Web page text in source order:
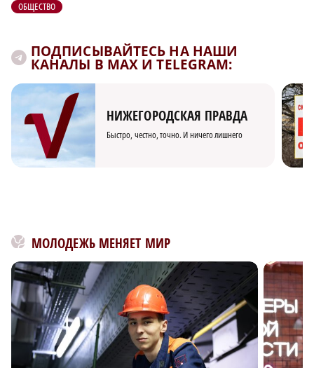
ОБЩЕСТВО
ПОДПИСЫВАЙТЕСЬ НА НАШИ
КАНАЛЫ В MAX И TELEGRAM:
НИЖЕГОРОДСКАЯ ПРАВДА
Быстро, честно, точно. И ничего лишнего
МОЛОДЕЖЬ МЕНЯЕТ МИР